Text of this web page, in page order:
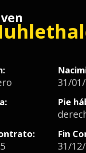
31/
Pie
Fin
31/